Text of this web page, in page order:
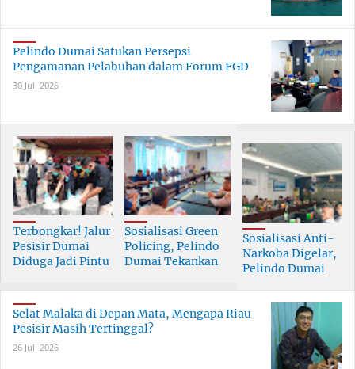
Pelindo Dumai Satukan Persepsi
Pengamanan Pelabuhan dalam Forum FGD
30 Juli 2026
Terbongkar! Jalur
Pesisir Dumai
Diduga Jadi Pintu
Skala Besar
Sosialisasi Green
Policing, Pelindo
Dumai Tekankan
Bersama
Sosialisasi Anti-
Narkoba Digelar,
Pelindo Dumai
Selat Malaka di Depan Mata, Mengapa Riau
Pesisir Masih Tertinggal?
26 Juli 2026